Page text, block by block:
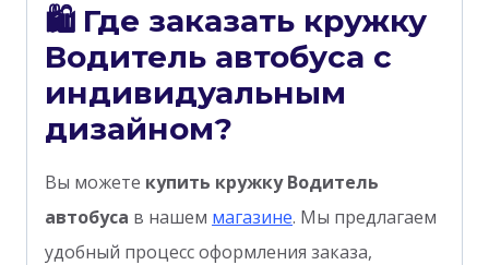
🛍 Где заказать кружку
Водитель автобуса с
индивидуальным
дизайном?
Вы можете купить кружку Водитель
автобуса в нашем магазине. Мы предлагаем
удобный процесс оформления заказа,